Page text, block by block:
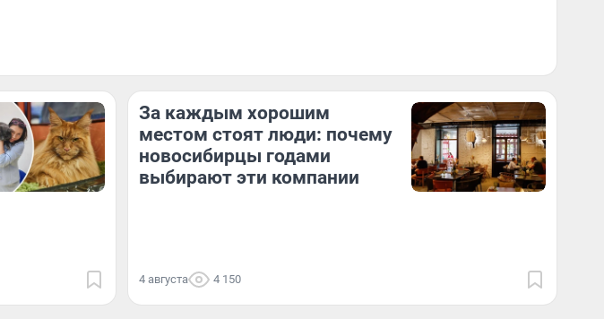
За каждым хорошим
местом стоят люди: почему
новосибирцы годами
выбирают эти компании
4 августа 4 150